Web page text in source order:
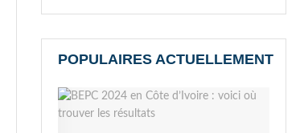
POPULAIRES ACTUELLEMENT